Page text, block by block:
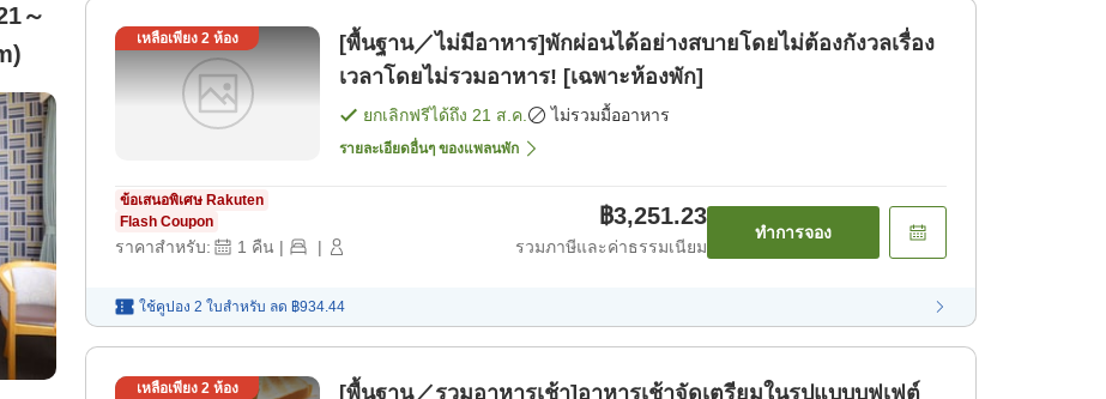
～
เหลือเพียง 2 ห้อง
[พื้นฐาน／ไม่มีอาหาร]พักผ่อนได้อย่างสบายโดยไม่ต้องกังวลเรื่อง
เวลาโดยไม่รวมอาหาร! [เฉพาะห้องพัก]
ยกเลิกฟรีได้ถึง 21 ส.ค. ไม่รวมมื้ออาหาร
รายละเอียดอื่นๆ ของแพลนพัก
ข้อเสนอพิเศษ Rakuten
Flash Coupon
ราคาสำหรับ: 1 คืน | |
฿3,251.23
รวมภาษีและค่าธรรมเนียม
ทำการจอง
ใช้คูปอง 2 ใบสำหรับ ลด ฿934.44
เหลือเพียง 2 ห้อง
[พื้นฐาน／รวมอาหารเช้า]อาหารเช้าจัดเตรียมในรูปแบบบุฟเฟต์